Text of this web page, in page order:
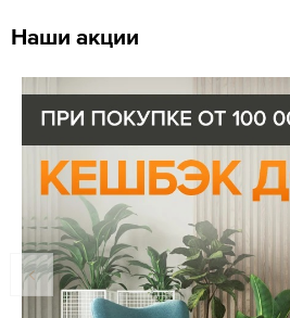
Наши акции